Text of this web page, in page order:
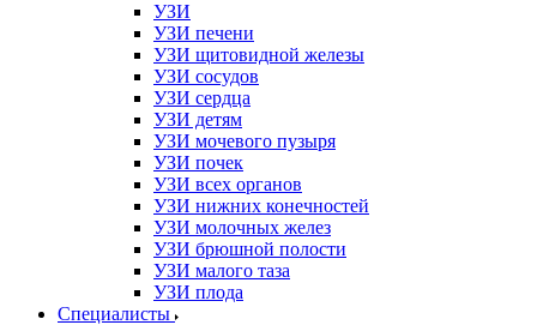
УЗИ
УЗИ печени
УЗИ щитовидной железы
УЗИ сосудов
УЗИ сердца
УЗИ детям
УЗИ мочевого пузыря
УЗИ почек
УЗИ всех органов
УЗИ нижних конечностей
УЗИ молочных желез
УЗИ брюшной полости
УЗИ малого таза
УЗИ плода
Специалисты